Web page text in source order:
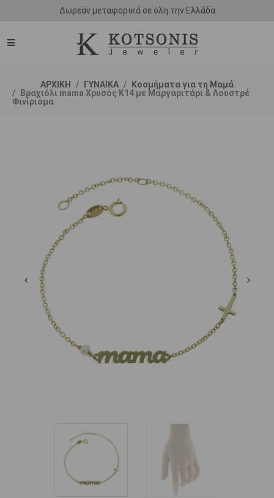
Δωρεάν μεταφορικά σε όλη την Ελλάδα
ΑΡΧΙΚΗ ΓΥΝΑΙΚΑ
Κοσμήματα για τη Μαμά
Βραχιόλι mama Χρυσός Κ14 με Μαργαριτάρι & Λουστρέ
Φινίρισμα